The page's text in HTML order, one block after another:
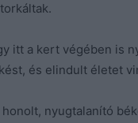
itt a kert végében is
és elindult életet
nyugtalanító